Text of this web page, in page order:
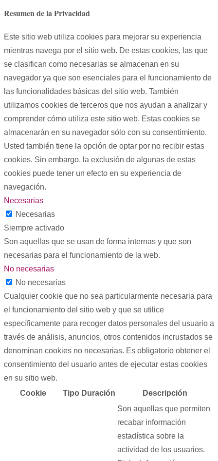
Resumen de la Privacidad
Este sitio web utiliza cookies para mejorar su experiencia
mientras navega por el sitio web. De estas cookies, las que
se clasifican como necesarias se almacenan en su
navegador ya que son esenciales para el funcionamiento de
las funcionalidades básicas del sitio web. También
utilizamos cookies de terceros que nos ayudan a analizar y
comprender cómo utiliza este sitio web. Estas cookies se
almacenarán en su navegador sólo con su consentimiento.
Usted también tiene la opción de optar por no recibir estas
cookies. Sin embargo, la exclusión de algunas de estas
cookies puede tener un efecto en su experiencia de
navegación.
Necesarias
Necesarias
Siempre activado
Son aquellas que se usan de forma internas y que son
necesarias para el funcionamiento de la web.
No necesarias
No necesarias
Cualquier cookie que no sea particularmente necesaria para
el funcionamiento del sitio web y que se utilice
específicamente para recoger datos personales del usuario a
través de análisis, anuncios, otros contenidos incrustados se
denominan cookies no necesarias. Es obligatorio obtener el
consentimiento del usuario antes de ejecutar estas cookies
en su sitio web.
Cookie
Tipo Duración Descripción
Son aquellas que permiten
recabar información
estadística sobre la
actividad de los usuarios.